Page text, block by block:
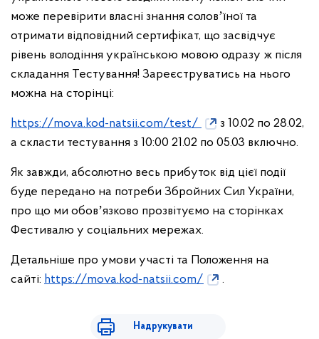
може перевірити власні знання соловʼїної та
отримати відповідний сертифікат, що засвідчує
рівень володіння українською мовою одразу ж після
складання Тестування! Зареєструватись на нього
можна на сторінці:
https://mova.kod-natsii.com/test/
з 10.02 по 28.02,
а скласти тестування з 10:00 21.02 по 05.03 включно.
Як завжди, абсолютно весь прибуток від цієї події
буде передано на потреби Збройних Сил України,
про що ми обовʼязково прозвітуємо на сторінках
Фестивалю у соціальних мережах.
Детальніше про умови участі та Положення на
сайті: https://mova.kod-natsii.com/ .
Надрукувати